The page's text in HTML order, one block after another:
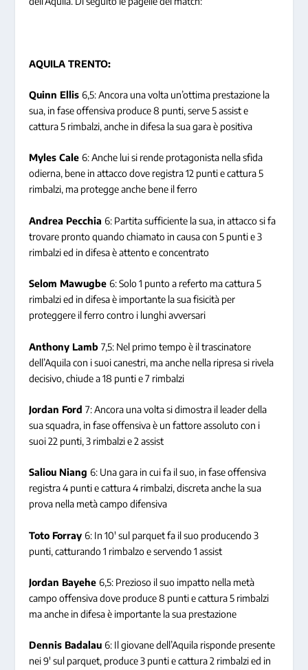
AQUILA TRENTO:
Quinn Ellis6,5: Ancora una volta un’ottima prestazione la
sua, in fase offensiva produce 8 punti, serve 5 assist e
cattura 5 rimbalzi, anche in difesa la sua gara è positiva
Myles Cale6: Anche lui si rende protagonista nella sfida
odierna, bene in attacco dove registra 12 punti e cattura 5
rimbalzi, ma protegge anche bene il ferro
Andrea Pecchia6: Partita sufficiente la sua, in attacco si fa
trovare pronto quando chiamato in causa con 5 punti e 3
rimbalzi ed in difesa è attento e concentrato
Selom Mawugbe6: Solo 1 punto a referto ma cattura 5
rimbalzi ed in difesa è importante la sua fisicità per
proteggere il ferro contro i lunghi avversari
Anthony Lamb7,5: Nel primo tempo è il trascinatore
dell’Aquila con i suoi canestri, ma anche nella ripresa si rivela
decisivo, chiude a 18 punti e 7 rimbalzi
Jordan Ford7: Ancora una volta si dimostra il leader della
sua squadra, in fase offensiva è un fattore assoluto con i
suoi 22 punti, 3 rimbalzi e 2 assist
Saliou Niang6: Una gara in cui fa il suo, in fase offensiva
registra 4 punti e cattura 4 rimbalzi, discreta anche la sua
prova nella metà campo difensiva
Toto Forray6: In 10′ sul parquet fa il suo producendo 3
punti, catturando 1 rimbalzo e servendo 1 assist
Jordan Bayehe6,5: Prezioso il suo impatto nella metà
campo offensiva dove produce 8 punti e cattura 5 rimbalzi
ma anche in difesa è importante la sua prestazione
Dennis Badalau6: Il giovane dell’Aquila risponde presente
nei 9′ sul parquet, produce 3 punti e cattura 2 rimbalzi ed in